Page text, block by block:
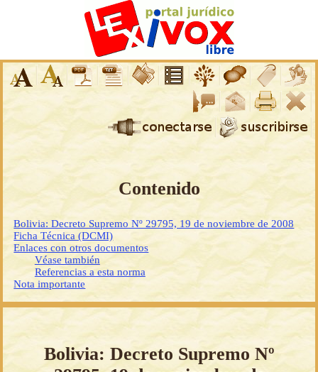
Contenido
Bolivia: Decreto Supremo Nº 29795, 19 de noviembre de 2008
Ficha Técnica (DCMI)
Enlaces con otros documentos
Véase también
Referencias a esta norma
Nota importante
Bolivia: Decreto Supremo Nº